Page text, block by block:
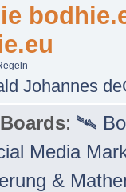
Johannes
: 🛰
Media
&